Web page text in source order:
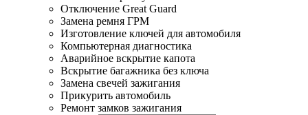
Отключение Great Guard
Замена ремня ГРМ
Изготовление ключей для автомобиля
Компьютерная диагностика
Аварийное вскрытие капота
Вскрытие багажника без ключа
Замена свечей зажигания
Прикурить автомобиль
Ремонт замков зажигания